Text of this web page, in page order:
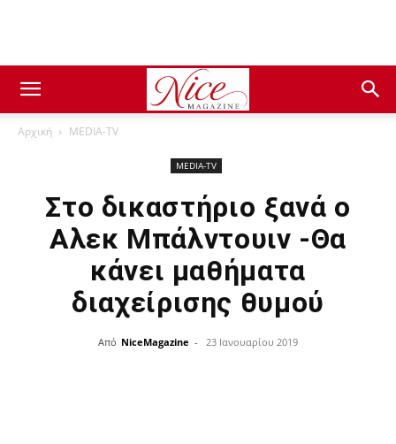
Αρχική ΜEDIA-TV
ΜEDIA-TV
Στο δικαστήριο ξανά ο
Αλεκ Μπάλντουιν -Θα
κάνει μαθήματα
διαχείρισης θυμού
Από NiceMagazine - 23 Ιανουαρίου 2019